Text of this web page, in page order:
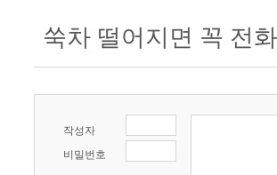
쑥차 떨어지면 꼭 전
작성자
비밀번호